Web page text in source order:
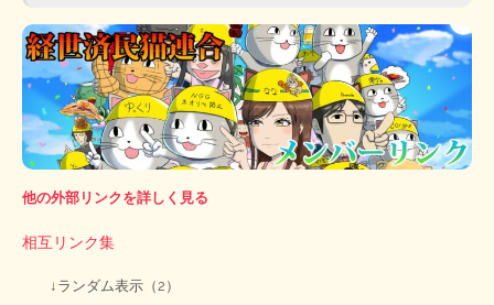
他の外部リンクを詳しく見る
相互リンク集
↓ランダム表示（2）